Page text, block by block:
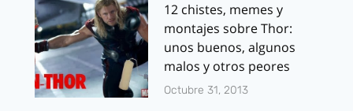
12 chistes, memes y
montajes sobre Thor:
unos buenos, algunos
malos y otros peores
Octubre 31, 2013